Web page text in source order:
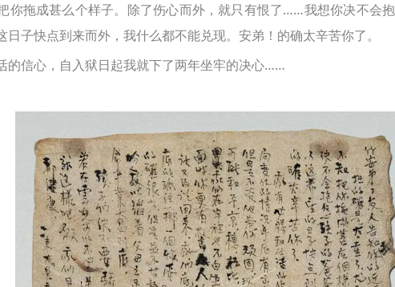
你拖成甚么个样子。除了伤心而外，就只有恨了……我想你决不会
日子快点到来而外，我什么都不能兑现。安弟！的确太辛苦你了。
信心，自入狱日起我就下了两年坐牢的决心……